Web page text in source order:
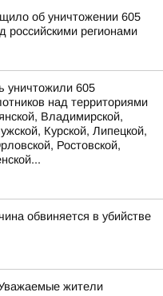
об уничтожении 605
российскими регионами
605
над территориями
Владимирской,
Курской, Липецкой,
Ростовской,
обвиняется в убийстве
жители